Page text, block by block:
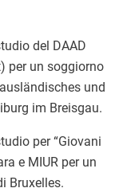
del DAAD
per un soggiorno
und
im Breisgau.
per “Giovani
e MIUR per un
Bruxelles.